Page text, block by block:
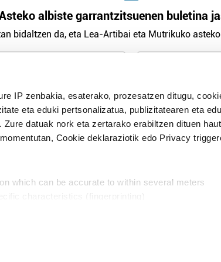
IP zenbakia, esaterako, prozesatzen ditugu,
eta eduki pertsonalizatua, publizitatearen eta
datuak nork eta zertarako erabiltzen dituen
Cookie deklaraziotik edo Privacy
which can be accurate to within several meters
albiste garrantzitsuenen buletina
bidaltzen da, eta Lea-Artibai eta Mutrikuko
modu librean kontatzea da gure